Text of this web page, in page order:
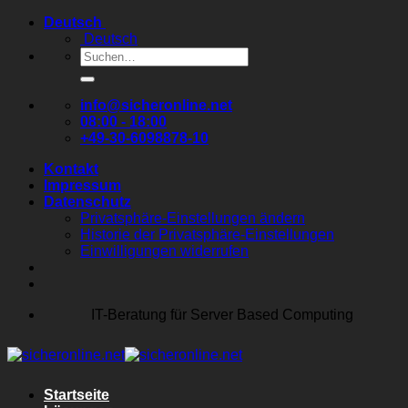
Zum
springen
Deutsch
Deutsch
Suchen
nach:
info@sicheronline.net
08:00 - 18:00
+49-30-6098878-10
Kontakt
Impressum
Datenschutz
Privatsphäre-Einstellungen ändern
Historie der Privatsphäre-Einstellungen
Einwilligungen widerrufen
IT-Beratung für Server Based Computing
Startseite